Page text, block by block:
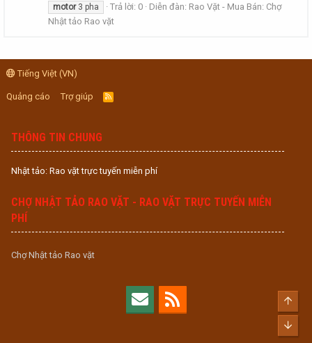
motor3 pha Trả lời: 0 Diễn đàn: Rao Vặt - Mua Bán: Chợ
Nhật tảo Rao vặt
Tiếng Việt (VN)
Quảng cáo Trợ giúp
R
S
THÔNG TIN CHUNG
Nhật tảo: Rao vặt trực tuyến miễn phí
CHỢ NHẬT TẢO RAO VẶT - RAO VẶT TRỰC TUYẾN MIỄN
PHÍ
Chợ Nhật tảo Rao vặt
Top